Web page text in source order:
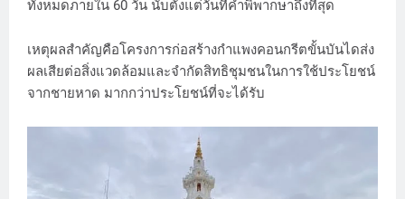
ทั้งหมดภายใน 60 วัน นับตั้งแต่วันที่คำพิพากษาถึงที่สุด
เหตุผลสำคัญคือโครงการก่อสร้างกำแพงคอนกรีตขั้นบันไดส่ง
ผลเสียต่อสิ่งแวดล้อมและจำกัดสิทธิชุมชนในการใช้ประโยชน์
จากชายหาด มากกว่าประโยชน์ที่จะได้รับ